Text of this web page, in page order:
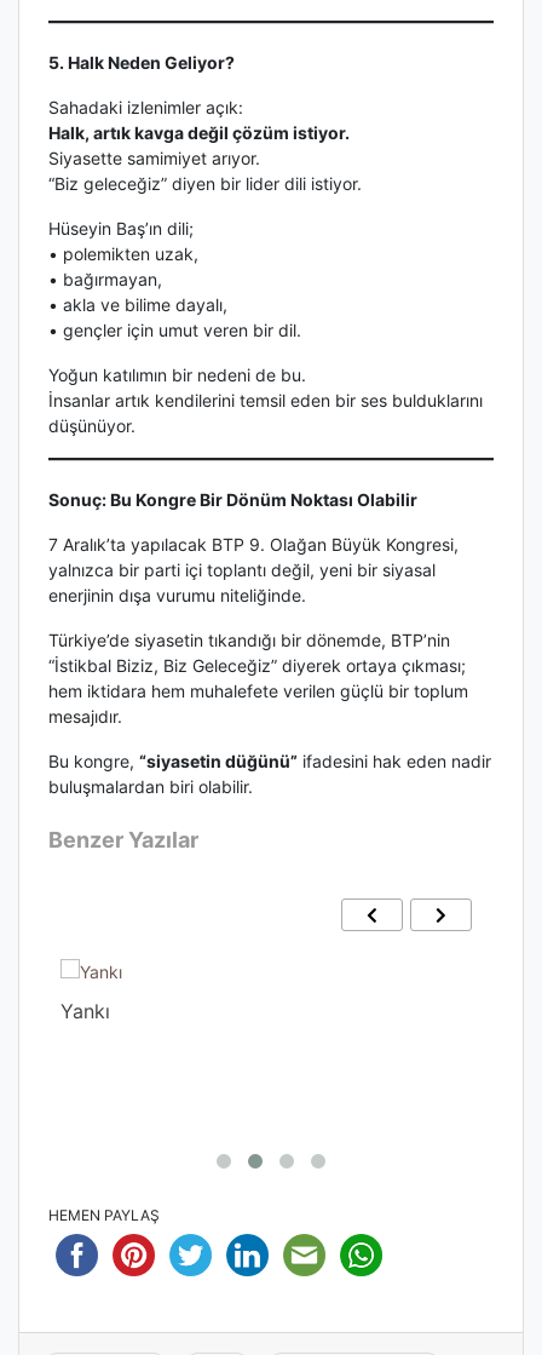
5. Halk Neden Geliyor?
Sahadaki izlenimler açık:
Halk, artık kavga değil çözüm istiyor.
Siyasette samimiyet arıyor.
“Biz geleceğiz” diyen bir lider dili istiyor.
Hüseyin Baş’ın dili;
• polemikten uzak,
• bağırmayan,
• akla ve bilime dayalı,
• gençler için umut veren bir dil.
Yoğun katılımın bir nedeni de bu.
İnsanlar artık kendilerini temsil eden bir ses bulduklarını
düşünüyor.
Sonuç: Bu Kongre Bir Dönüm Noktası Olabilir
7 Aralık’ta yapılacak BTP 9. Olağan Büyük Kongresi,
yalnızca bir parti içi toplantı değil, yeni bir siyasal
enerjinin dışa vurumu niteliğinde.
Türkiye’de siyasetin tıkandığı bir dönemde, BTP’nin
“İstikbal Biziz, Biz Geleceğiz” diyerek ortaya çıkması;
hem iktidara hem muhalefete verilen güçlü bir toplum
mesajıdır.
Bu kongre, “siyasetin düğünü” ifadesini hak eden nadir
buluşmalardan biri olabilir.
Benzer Yazılar
Yankı
HEMEN PAYLAŞ